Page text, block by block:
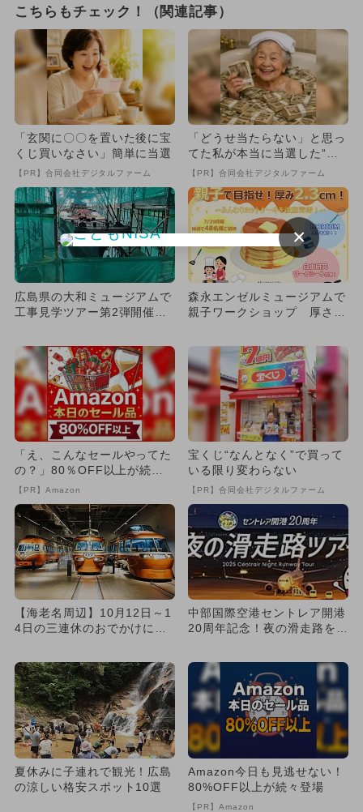
こちらもチェック！（関連記事）
「玄関に〇〇を置いた後に宝
くじ買いなさい」簡単に当選
【PR】合同会社デジタルファーム
「どうせ当たらない」と思っ
てた私が本当に当選した“買
い方”がこれ
【PR】合同会社デジタルファーム
広島県の大和ミュージアムで
工事見学ツアー第2弾開催
森永エンゼルミュージアムで
親子ワークショップ 厚さ2.
「え、こんなセールやってた
の？」80％OFF以上が続々
登場！Amazonの本気が...
【PR】Amazon
宝くじ“なんとなく”で買って
いる限り変わらない
【PR】合同会社デジタルファーム
【海老名周辺】10月12日～1
4日の三連休のおでかけにお
中部国際空港セントレア開港
20周年記念！夜の滑走路を歩
無...
夏休みに子連れで観光！広島
の涼しい格安スポット10選
Amazon今日も見逃せない！
80%OFF以上が続々登場
【PR】Amazon
×